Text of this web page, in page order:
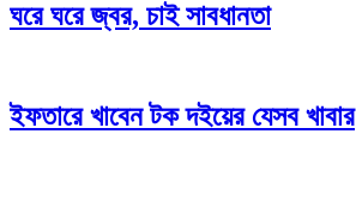
ঘরে ঘরে জ্বর, চাই সাবধানতা
ইফতারে খাবেন টক দইয়ের যেসব খাবার